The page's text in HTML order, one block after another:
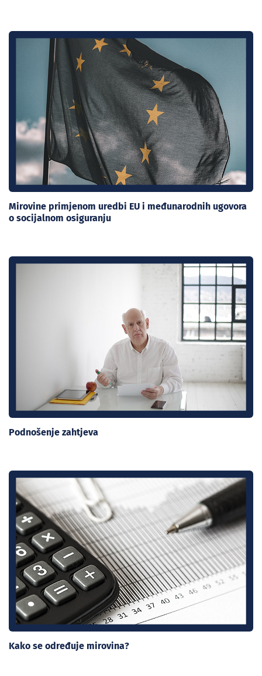
Mirovine primjenom uredbi EU i međunarodnih ugovora
o socijalnom osiguranju
Podnošenje zahtjeva
Kako se određuje mirovina?